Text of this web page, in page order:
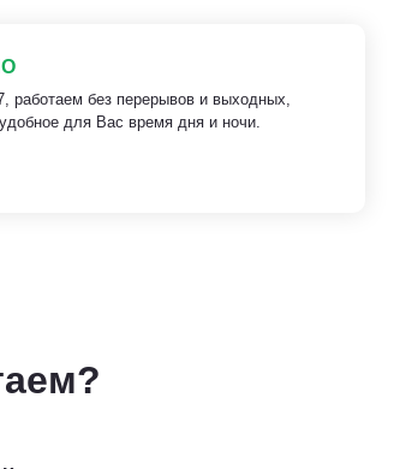
работаем без перерывов и выходных,
для Вас время дня и ночи.